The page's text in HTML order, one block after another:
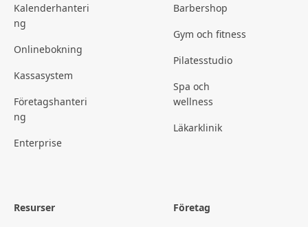
Kalenderhanteri
ng
Onlinebokning
Kassasystem
Företagshanteri
ng
Enterprise
Barbershop
Gym och fitness
Pilatesstudio
Spa och
wellness
Läkarklinik
Resurser Företag